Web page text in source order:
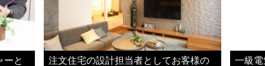
ーと
注文住宅の設計担当者としてお客様の
一級